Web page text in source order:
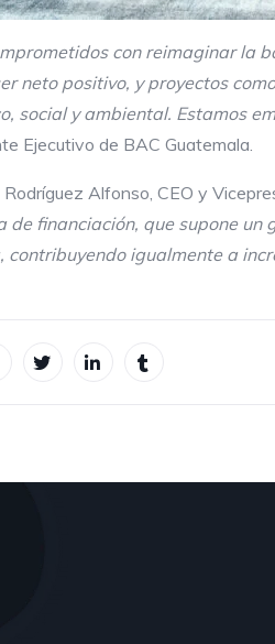
con reimaginarla
neto positivo, y proyectos
social y ambiental. Estamos
Ejecutivo de BAC Guatemala.
Alfonso, CEO y
financiación, que supone un
contribuyendo igualmente a